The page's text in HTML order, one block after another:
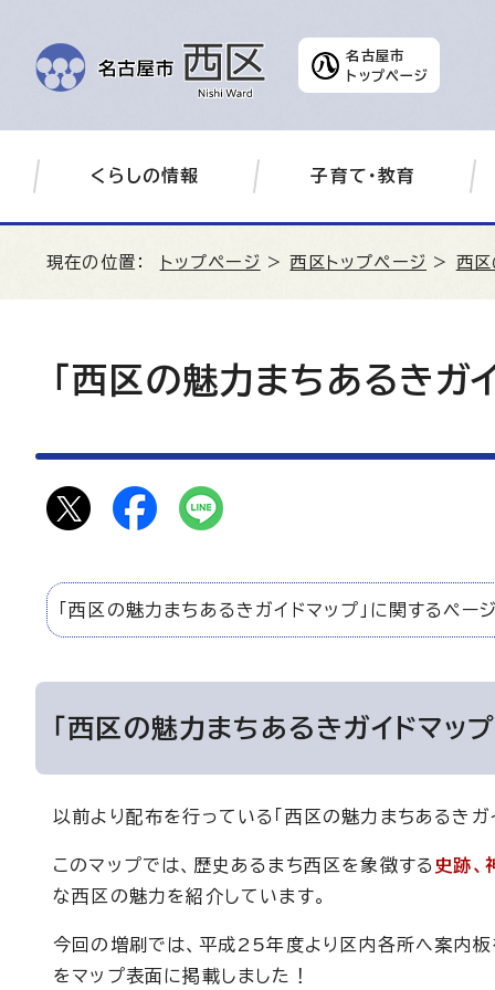
名古屋市
トップページ
くらしの情報 子育て・教育
現在の位置： トップページ > 西区トップページ > 西
「西区の魅力まちあるきガ
「西区の魅力まちあるきガイドマップ」に関するペー
「西区の魅力まちあるきガイドマッ
以前より配布を行っている「西区の魅力まちあるきガ
このマップでは、歴史あるまち西区を象徴する 史跡、
な西区の魅力を紹介しています。
今回の増刷では、平成25年度より区内各所へ案内
をマップ表面に掲載しました！